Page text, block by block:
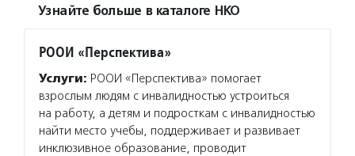
Узнайте больше в каталоге НКО
РООИ «Перспектива»
Услуги: РООИ «Перспектива» помогает
взрослым людям с инвалидностью устроиться
на работу, а детям и подросткам с инвалидностью
найти место учебы, поддерживает и развивает
инклюзивное образование, проводит